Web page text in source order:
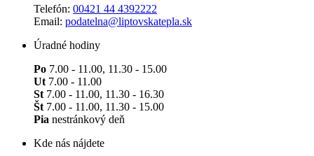
Telefón: 00421 44 4392222
Email: podatelna@liptovskatepla.sk
Úradné hodiny
Po 7.00 - 11.00, 11.30 - 15.00
Ut 7.00 - 11.00
St 7.00 - 11.00, 11.30 - 16.30
Št 7.00 - 11.00, 11.30 - 15.00
Pia nestránkový deň
Kde nás nájdete